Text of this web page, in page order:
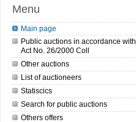
Menu
Main page
Public auctions in accordance with
Act No. 26/2000 Coll
Other auctions
List of auctioneers
Statiscics
Search for public auctions
Others offers